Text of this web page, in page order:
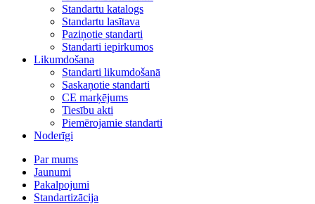
Standartu katalogs
Standartu lasītava
Paziņotie standarti
Standarti iepirkumos
Likumdošana
Standarti likumdošanā
Saskaņotie standarti
CE marķējums
Tiesību akti
Piemērojamie standarti
Noderīgi
Par mums
Jaunumi
Pakalpojumi
Standartizācija